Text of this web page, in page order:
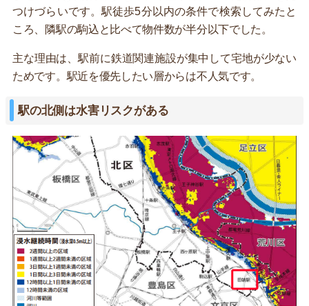
つけづらいです。駅徒歩5分以内の条件で検索してみたと
ころ、隣駅の駒込と比べて物件数が半分以下でした。
主な理由は、駅前に鉄道関連施設が集中して宅地が少ない
ためです。駅近を優先したい層からは不人気です。
駅の北側は水害リスクがある